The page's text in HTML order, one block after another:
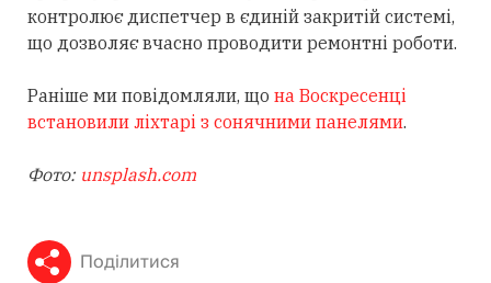
контролює диспетчер в єдиній закритій системі,
що дозволяє вчасно проводити ремонтні роботи.
Раніше ми повідомляли, що на Воскресенці
встановили ліхтарі з сонячними панелями.
Фото: unsplash.com
Поділитися